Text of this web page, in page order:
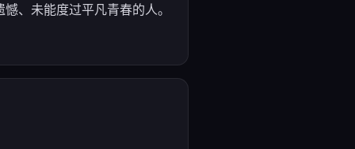
、未能度过平凡青春的人。